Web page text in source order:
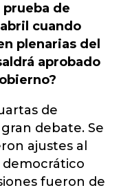
prueba de
cuando
plenarias del
aprobado
de
debate. Se
ajustes al
fueron de